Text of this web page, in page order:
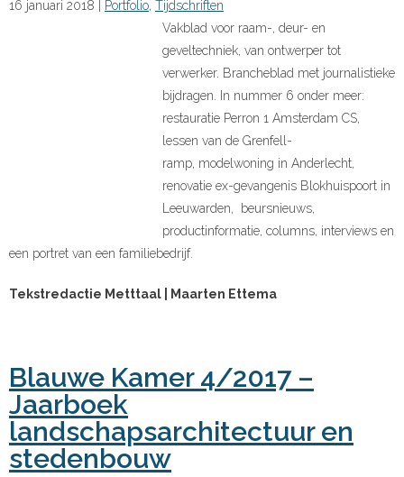
16 januari 2018 Portfolio,
Tijdschriften
Vakblad voor raam-, deur- en
geveltechniek, van ontwerper tot
verwerker. Brancheblad met journalistieke
bijdragen. In nummer 6 onder meer:
restauratie Perron 1 Amsterdam CS,
lessen van de Grenfell-
ramp, modelwoning in Anderlecht,
renovatie ex-gevangenis Blokhuispoort in
Leeuwarden, beursnieuws,
productinformatie, columns, interviews en
een portret van een familiebedrijf.
Tekstredactie Metttaal | Maarten Ettema
Blauwe Kamer 4/2017 –
Jaarboek
landschapsarchitectuur en
stedenbouw